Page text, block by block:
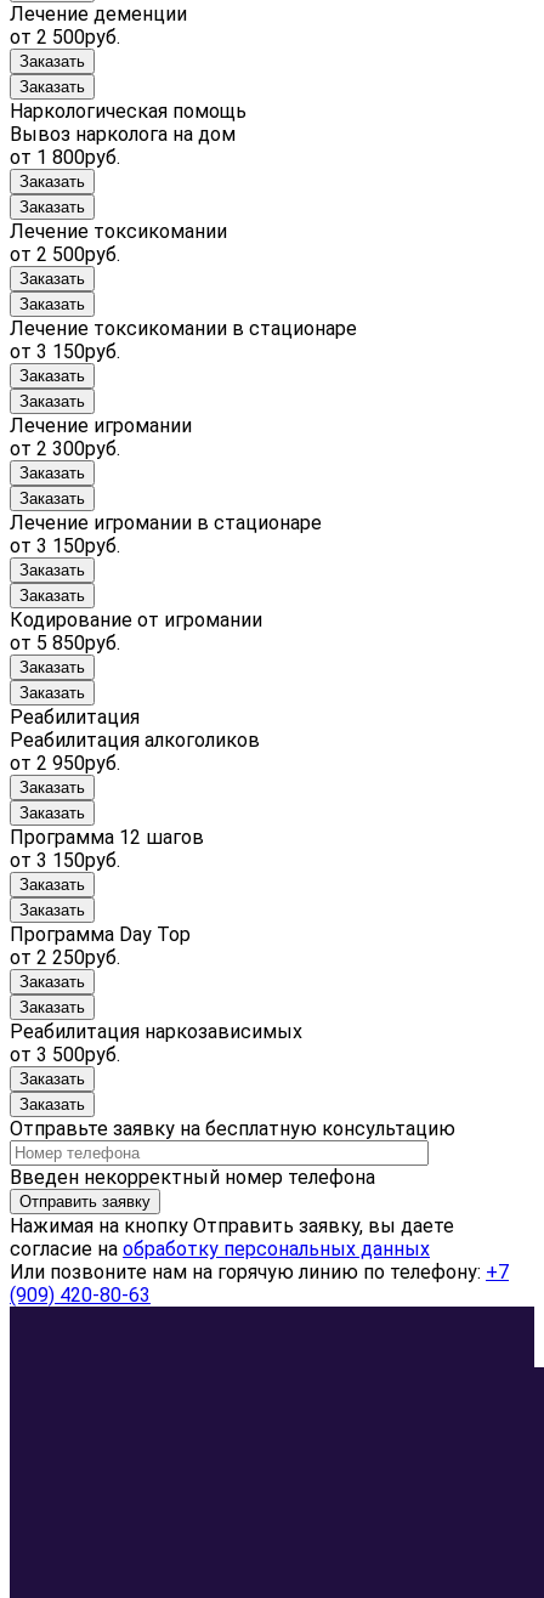
Лечение деменции
от 2 500руб.
Заказать
Заказать
Наркологическая помощь
Вывоз нарколога на дом
от 1 800руб.
Заказать
Заказать
Лечение токсикомании
от 2 500руб.
Заказать
Заказать
Лечение токсикомании в стационаре
от 3 150руб.
Заказать
Заказать
Лечение игромании
от 2 300руб.
Заказать
Заказать
Лечение игромании в стационаре
от 3 150руб.
Заказать
Заказать
Кодирование от игромании
от 5 850руб.
Заказать
Заказать
Реабилитация
Реабилитация алкоголиков
от 2 950руб.
Заказать
Заказать
Программа 12 шагов
от 3 150руб.
Заказать
Заказать
Программа Day Top
от 2 250руб.
Заказать
Заказать
Реабилитация наркозависимых
от 3 500руб.
Заказать
Заказать
Отправьте заявку на бесплатную консультацию
Введен некорректный номер телефона
Отправить заявку
Нажимая на кнопку Отправить заявку, вы даете
согласие на обработку персональных данных
Или позвоните нам на горячую линию по телефону: +7
(909) 420-80-63